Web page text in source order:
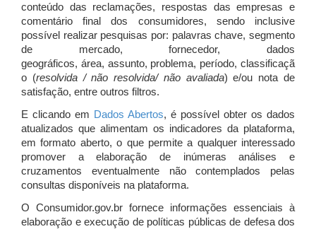
conteúdo das reclamações, respostas das empresas e
comentário final dos consumidores, sendo inclusive
possível realizar pesquisas por: palavras chave, segmento
de mercado, fornecedor, dados
geográficos, área, assunto, problema, período, classificaçã
o (resolvida / não resolvida/ não avaliada) e/ou nota de
satisfação, entre outros filtros.
E clicando em Dados Abertos, é possível obter os dados
atualizados que alimentam os indicadores da plataforma,
em formato aberto, o que permite a qualquer interessado
promover a elaboração de inúmeras análises e
cruzamentos eventualmente não contemplados pelas
consultas disponíveis na plataforma.
O Consumidor.gov.br fornece informações essenciais à
elaboração e execução de políticas públicas de defesa dos